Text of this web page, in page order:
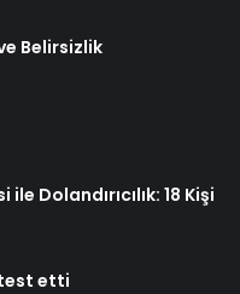
Belirsizlik
Dolandırıcılık: 18 Kişi
test etti